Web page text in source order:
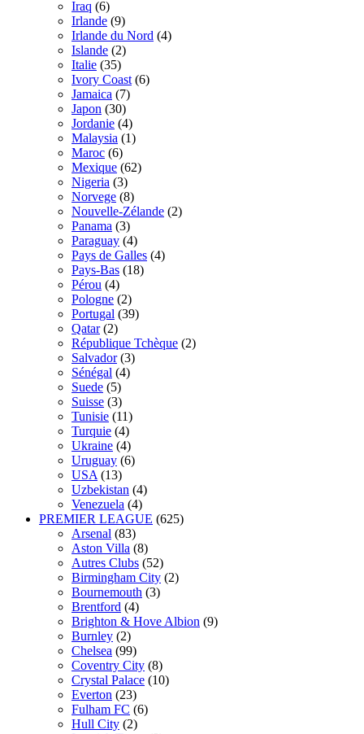
Iraq (6)
Irlande (9)
Irlande du Nord (4)
Islande (2)
Italie (35)
Ivory Coast (6)
Jamaica (7)
Japon (30)
Jordanie (4)
Malaysia (1)
Maroc (6)
Mexique (62)
Nigeria (3)
Norvege (8)
Nouvelle-Zélande (2)
Panama (3)
Paraguay (4)
Pays de Galles (4)
Pays-Bas (18)
Pérou (4)
Pologne (2)
Portugal (39)
Qatar (2)
République Tchèque (2)
Salvador (3)
Sénégal (4)
Suede (5)
Suisse (3)
Tunisie (11)
Turquie (4)
Ukraine (4)
Uruguay (6)
USA (13)
Uzbekistan (4)
Venezuela (4)
PREMIER LEAGUE (625)
Arsenal (83)
Aston Villa (8)
Autres Clubs (52)
Birmingham City (2)
Bournemouth (3)
Brentford (4)
Brighton & Hove Albion (9)
Burnley (2)
Chelsea (99)
Coventry City (8)
Crystal Palace (10)
Everton (23)
Fulham FC (6)
Hull City (2)